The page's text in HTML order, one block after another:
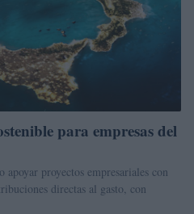
para empresas del
proyectos empresariales con
directas al gasto, con